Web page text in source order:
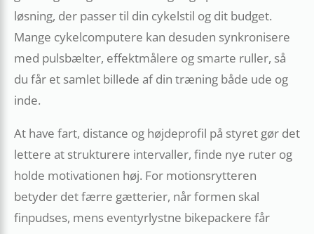
løsning, der passer til din cykelstil og dit budget.
Mange cykelcomputere kan desuden synkronisere
med pulsbælter, effektmålere og smarte ruller, så
du får et samlet billede af din træning både ude og
inde.
At have fart, distance og højdeprofil på styret gør det
lettere at strukturere intervaller, finde nye ruter og
holde motivationen høj. For motionsrytteren
betyder det færre gætterier, når formen skal
finpudses, mens eventyrlystne bikepackere får